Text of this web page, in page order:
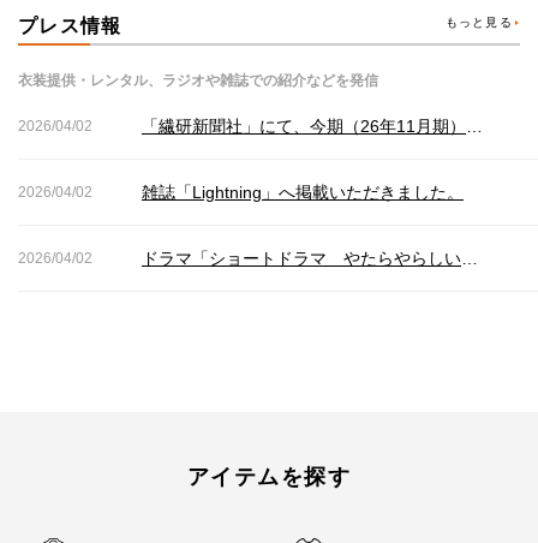
プレス情報 もっと見る
衣装提供・レンタル、ラジオや雑誌での紹介などを発信
2026/04/02 「繊研新聞社」にて、今期（26年11月期）売上目標と前期売上高について掲載いただきました。
2026/04/02 雑誌「Lightning」へ掲載いただきました。
2026/04/02 ドラマ「ショートドラマ やたらやらしい深見くん」へ衣装協力いたしました。
アイテムを探す